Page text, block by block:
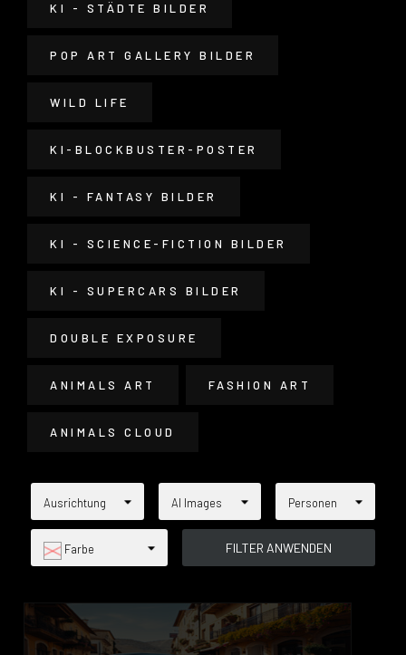
KI - STÄDTE BILDER
POP ART GALLERY BILDER
WILD LIFE
KI-BLOCKBUSTER-POSTER
KI - FANTASY BILDER
KI - SCIENCE-FICTION BILDER
KI - SUPERCARS BILDER
DOUBLE EXPOSURE
ANIMALS ART FASHION ART
ANIMALS CLOUD
Ausrichtung AI Images Personen
Farbe